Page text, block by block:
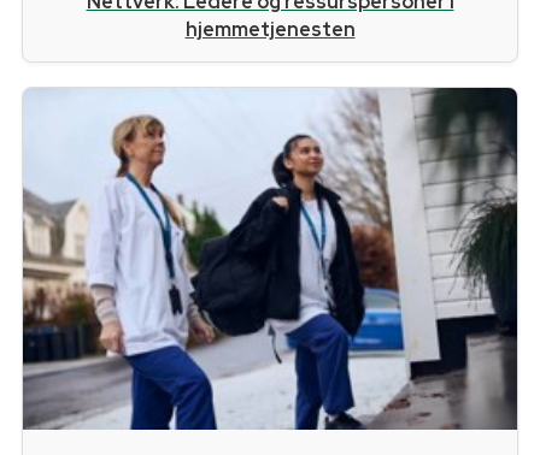
hjemmetjenesten